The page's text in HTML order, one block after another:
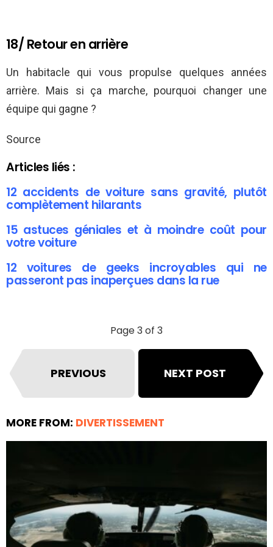
18/ Retour en arrière
Un habitacle qui vous propulse quelques années
arrière. Mais si ça marche, pourquoi changer une
équipe qui gagne ?
Source
Articles liés :
12 accidents de voiture sans gravité, plutôt
complètement hilarants
15 astuces géniales et à moindre coût pour
votre voiture
12 voitures de geeks incroyables qui ne
passeront pas inaperçues dans la rue
Page 3 of 3
PREVIOUS NEXT POST
MORE FROM: DIVERTISSEMENT